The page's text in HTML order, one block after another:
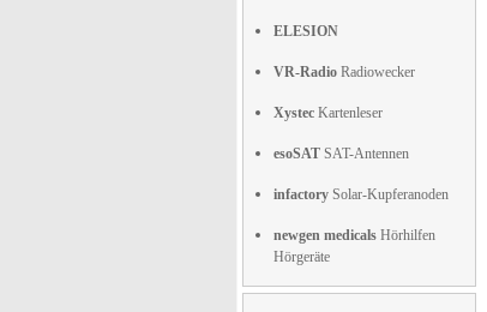
ELESION
VR-Radio Radiowecker
Xystec Kartenleser
esoSAT SAT-Antennen
infactory Solar-Kupferanoden
newgen medicals Hörhilfen
Hörgeräte